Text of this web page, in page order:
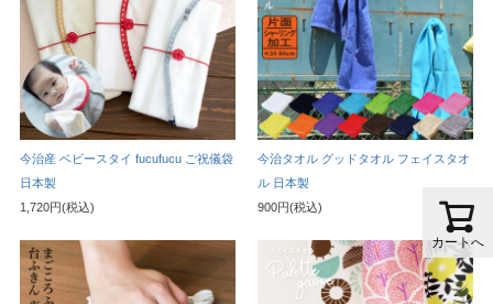
今治産 ベビースタイ fucufucu ご祝儀袋
日本製
1,720円(税込)
今治タオル グッドタオル フェイスタオ
ル 日本製
900円(税込)
カートへ